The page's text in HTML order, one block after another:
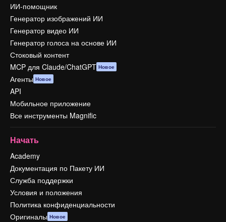
ИИ-помощник
Генератор изображений ИИ
Генератор видео ИИ
Генератор голоса на основе ИИ
Стоковый контент
MCP для Claude/ChatGPT Новое
Агенты Новое
API
Мобильное приложение
Все инструменты Magnific
Начать
Academy
Документация по Пакету ИИ
Служба поддержки
Условия и положения
Политика конфиденциальности
Оригиналы Новое